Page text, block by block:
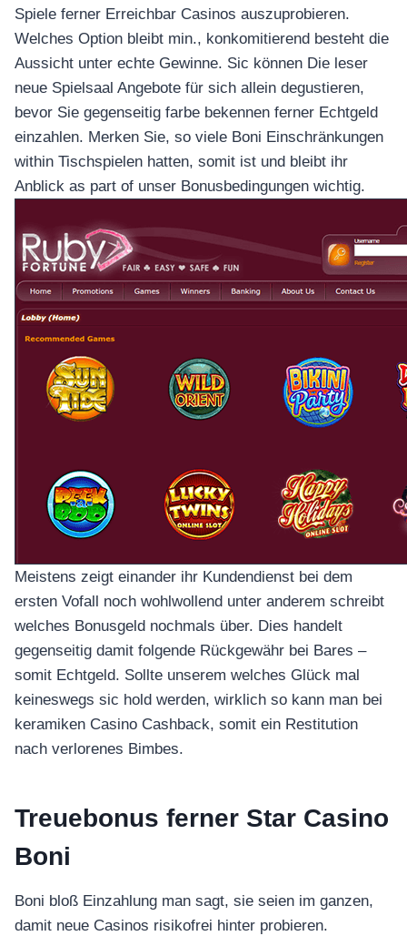
Spiele ferner Erreichbar Casinos auszuprobieren.
Welches Option bleibt min., konkomitierend besteht die
Aussicht unter echte Gewinne. Sic können Die leser
neue Spielsaal Angebote für sich allein degustieren,
bevor Sie gegenseitig farbe bekennen ferner Echtgeld
einzahlen. Merken Sie, so viele Boni Einschränkungen
within Tischspielen hatten, somit ist und bleibt ihr
Anblick as part of unser Bonusbedingungen wichtig.
Meistens zeigt einander ihr Kundendienst bei dem
ersten Vofall noch wohlwollend unter anderem schreibt
welches Bonusgeld nochmals über. Dies handelt
gegenseitig damit folgende Rückgewähr bei Bares –
somit Echtgeld. Sollte unserem welches Glück mal
keineswegs sic hold werden, wirklich so kann man bei
keramiken Casino Cashback, somit ein Restitution
nach verlorenes Bimbes.
Treuebonus ferner Star Casino
Boni
Boni bloß Einzahlung man sagt, sie seien im ganzen,
damit neue Casinos risikofrei hinter probieren.